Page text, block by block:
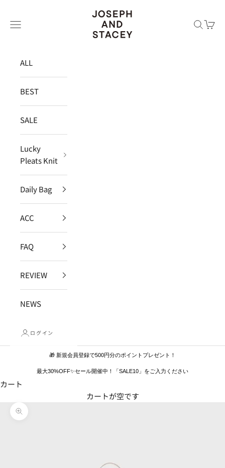
JOSEPH AND STACEY JAPAN
メニュー
検索カー
ALL
BEST
SALE
Lucky
Pleats Knit
Daily Bag
ACC
FAQ
REVIEW
NEWS
ログイン
🎁 新規会員登録で500円分のポイントプレゼント！
最大30%OFF✨セール開催中！「SALE10」をご入力ください
カート
カートが空です
ズームイン